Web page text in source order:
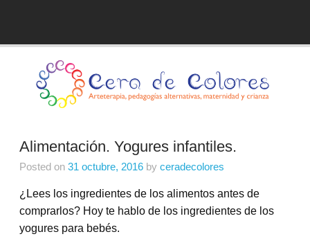
Alimentación. Yogures infantiles.
Posted on 31 octubre, 2016 by ceradecolores
¿Lees los ingredientes de los alimentos antes de
comprarlos? Hoy te hablo de los ingredientes de los
yogures para bebés.